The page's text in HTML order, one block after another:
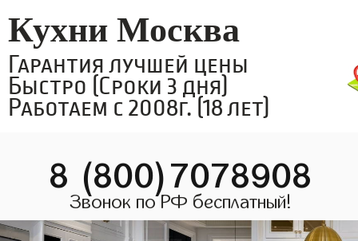
Кухни Москва
Гарантия лучшей цены
Быстро (Сроки 3 дня)
Работаем с 2008г. (18 лет)
8 (800)7078908
Звонок по РФ бесплатный!